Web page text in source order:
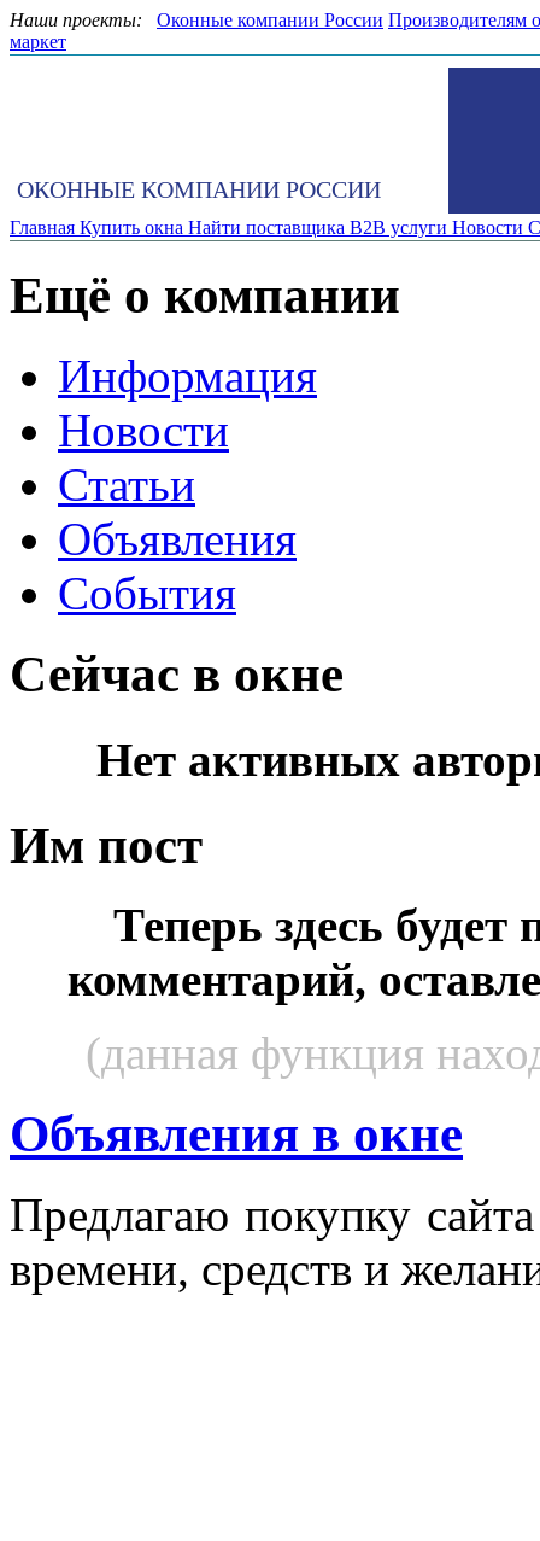
Наши проекты: Оконные компании России Производителям
маркет
ОКОННЫЕ КОМПАНИИ РОССИИ
Главная Купить окна Найти поставщика B2B услуги Новости
Ещё о компании
Информация
Новости
Статьи
Объявления
События
Сейчас в окне
Нет активных
Им пост
Теперь здесь будет
комментарий,
(данная функция
Объявления в окне
Пред­ла­гаю по­куп­ку
вре­мени, средств и